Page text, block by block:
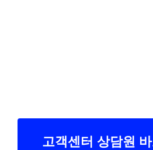
고객센터 상담원 바